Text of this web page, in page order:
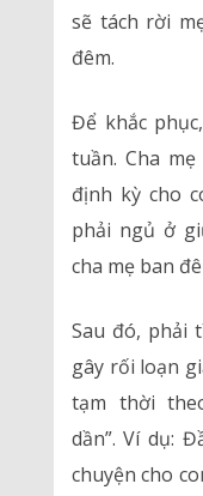
sẽ tách rời
đêm.
Để khắc
tuần. Cha
định kỳ cho
phải ngủ ở
cha mẹ ban
Sau đó, phải
gây rối loạn
tạm thời
dần”. Ví dụ:
chuyện cho